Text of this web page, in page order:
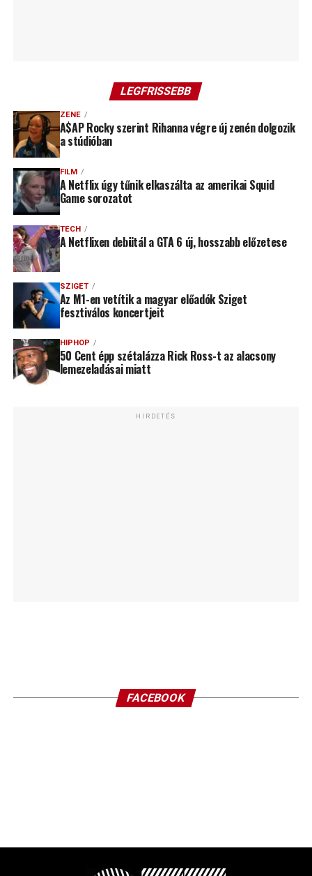
LEGFRISSEBB
ZENE
A$AP Rocky szerint Rihanna végre új zenén dolgozik
a stúdióban
FILM
A Netflix úgy tűnik elkaszálta az amerikai Squid
Game sorozatot
TECH
A Netflixen debütál a GTA 6 új, hosszabb előzetese
SZIGET
Az M1-en vetítik a magyar előadók Sziget
fesztiválos koncertjeit
HIPHOP
50 Cent épp szétalázza Rick Ross-t az alacsony
lemezeladásai miatt
HIRDETÉS
FACEBOOK